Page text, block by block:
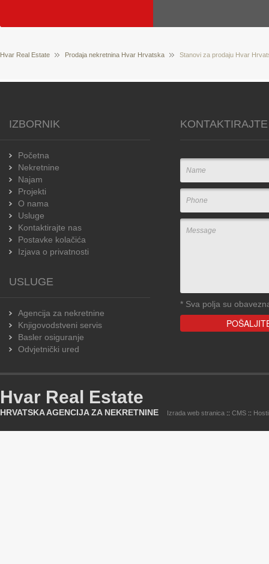
Hvar Real Estate Prodaja nekretnina Hvar Hrvatska Stanovi za prodaju Hvar
IZBORNIK
Početna
Nekretnine
Najam
Projekti
O nama
Usluge
Kontaktirajte nas
Postavke kolačića
Izjava o privatnosti
USLUGE
Agencija za nekretnine
Knjigovodstveni servis
Basler osiguranje
Odvjetnički ured
* Sva polja su
Hvar Real Estate
HRVATSKA AGENCIJA ZA NEKRETNINE Izrada web stranica :: CMS ::